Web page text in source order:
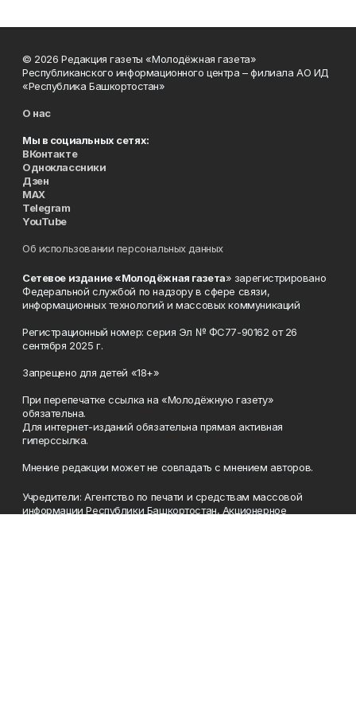
© 2026 Редакция газеты «Молодёжная газета»
Республиканского информационного центра – филиала АО ИД
«Республика Башкортостан»
О нас
Мы в социальных сетях:
ВКонтакте
Одноклассники
Дзен
MAX
Telegram
YouTube
Об использовании персональных данных
Сетевое издание «Молодёжная газета» зарегистрировано
Федеральной службой по надзору в сфере связи,
информационных технологий и массовых коммуникаций
Регистрационный номер: серия Эл № ФС77-90162 от 26
сентября 2025 г.
Запрещено для детей «18+»
При перепечатке ссылка на «Молодёжную газету»
обязательна.
Для интернет-изданий обязательна прямая активная
гиперссылка.
Мнение редакции может не совпадать с мнением авторов.
Учредители: Агентство по печати и средствам массовой
информации Республики Башкортостан, Акционерное